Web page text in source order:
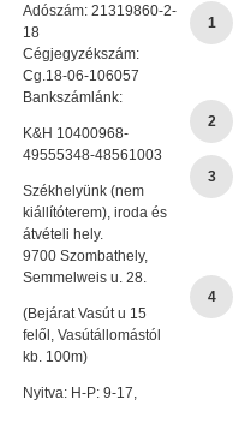
Adószám: 21319860-2-
18
Cégjegyzékszám:
Cg.18-06-106057
Bankszámlánk:
K&H 10400968-
49555348-48561003
Székhelyünk (nem
kiállítóterem), iroda és
átvételi hely.
9700 Szombathely,
Semmelweis u. 28.
(Bejárat Vasút u 15
felől, Vasútállomástól
kb. 100m)
Nyitva: H-P: 9-17,
1
2
3
4